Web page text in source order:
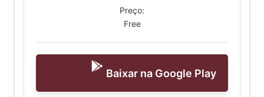
Preço:
Free
Baixar na Google Play